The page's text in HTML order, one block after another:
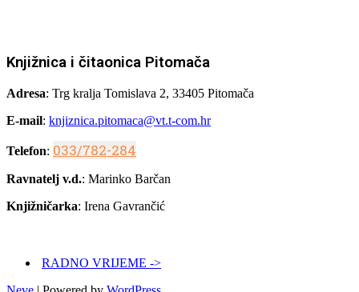
Knjižnica i čitaonica Pitomača
Adresa: Trg kralja Tomislava 2, 33405 Pitomača
E-mail: knjiznica.pitomaca@vt.t-com.hr
Telefon: 033/782-284
Ravnatelj v.d.: Marinko Barčan
Knjižničarka: Irena Gavrančić
RADNO VRIJEME ->